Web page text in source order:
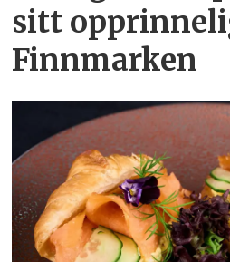
sitt
Finnmarken